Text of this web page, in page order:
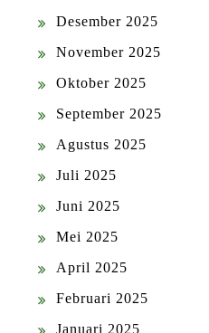
Desember 2025
November 2025
Oktober 2025
September 2025
Agustus 2025
Juli 2025
Juni 2025
Mei 2025
April 2025
Februari 2025
Januari 2025